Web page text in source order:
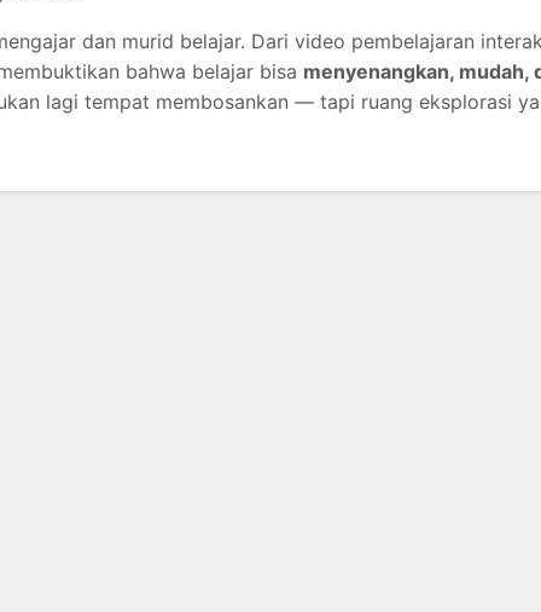
dan murid belajar. Dari video pembelajaran
bahwa belajar bisa menyenangkan, mudah,
lagi tempat membosankan — tapi ruang eksplorasi